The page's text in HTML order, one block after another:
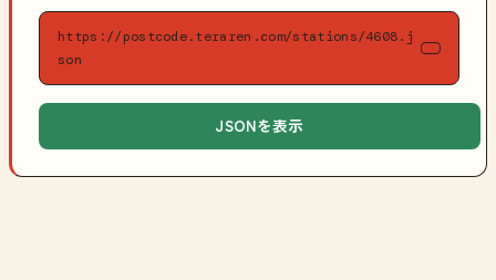
https://postcode.teraren.com/stations/4608.j
son
JSONを表示